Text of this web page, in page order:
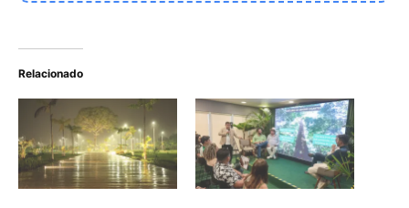
O Parque das Árvores
Gigantes e o Plano de
Manejo Sustentável na
Amazônia